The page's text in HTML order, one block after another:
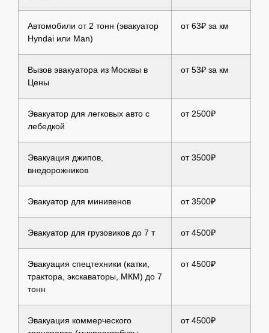
Автомобили от 2 тонн (эвакуатор
Hyndai или Man)
от 63₽ за км
Вызов эвакуатора из Москвы в
Цены
от 53₽ за км
Эвакуатор для легковых авто с
лебедкой
от 2500₽
Эвакуация джипов,
внедорожников
от 3500₽
Эвакуатор для минивенов от 3500₽
Эвакуатор для грузовиков до 7 т от 4500₽
Эвакуация спецтехники (катки,
трактора, экскаваторы, МКМ) до 7
тонн
от 4500₽
Эвакуация коммерческого
от 4500₽